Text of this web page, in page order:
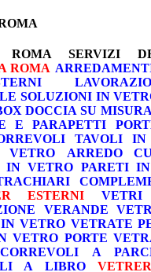
ROMA
SERVIZI
ROMA
SOLUZIONI IN
DOCCIA SU
E PARAPETTI
TAVOLI IN
VETRO
ARREDO
IN VETRO PARETI
ESTERNI
VETRI
VERANDE
VETRO VETRATE
VETRO PORTE
A
A LIBRO